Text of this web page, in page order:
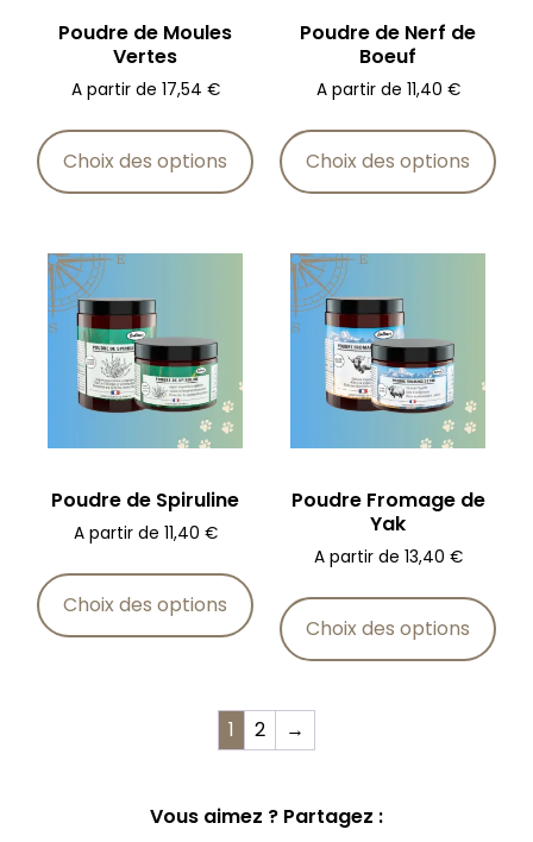
Poudre de Moules
Vertes
A partir de 17,54 €
Choix des options
Poudre de Nerf de
Boeuf
A partir de 11,40 €
Choix des options
Poudre de Spiruline
A partir de 11,40 €
Choix des options
Poudre Fromage de
Yak
A partir de 13,40 €
Choix des options
1 2 →
Vous aimez ? Partagez :